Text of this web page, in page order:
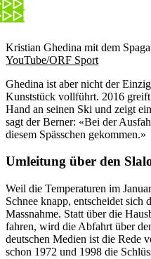
Kristian Ghedina mit dem
YouTube/ORF Sport
Ghedina ist aber nicht der
Kunststück vollführt. 2016
Hand an seinen Ski und zeigt
sagt der Berner: «Bei der
diesem Spässchen gekommen.»
Umleitung über den
Weil die Temperaturen im
Schnee knapp, entscheidet sich
Massnahme. Statt über die
fahren, wird die Abfahrt über
deutschen Medien ist die Rede
schon 1972 und 1998 die